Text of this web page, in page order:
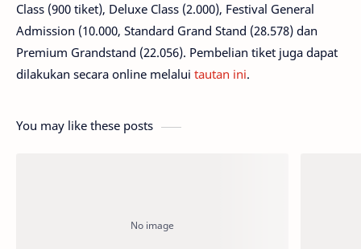
Class (900 tiket), Deluxe Class (2.000), Festival General
Admission (10.000, Standard Grand Stand (28.578) dan
Premium Grandstand (22.056). Pembelian tiket juga dapat
dilakukan secara online melalui tautan ini.
You may like these posts